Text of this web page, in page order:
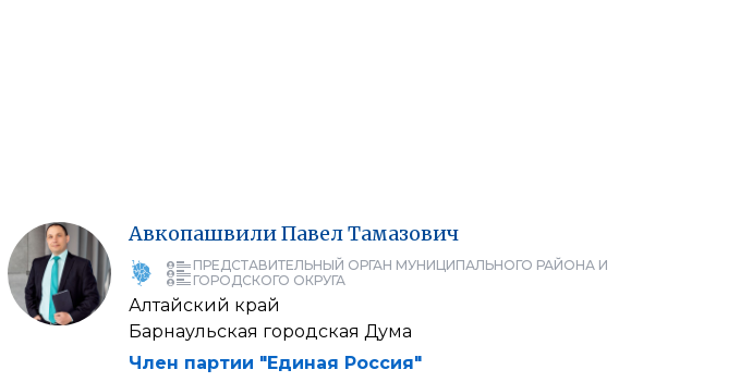
АвкопашвилиПавелТамазович
ПРЕДСТАВИТЕЛЬНЫЙ ОРГАН МУНИЦИПАЛЬНОГО РАЙОНА И
ГОРОДСКОГО ОКРУГА
Алтайский край
Барнаульская городская Дума
Член партии "Единая Россия"